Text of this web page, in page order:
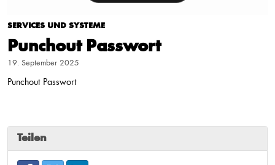
SERVICES UND SYSTEME
Punchout Passwort
19. September 2025
Punchout Passwort
Teilen